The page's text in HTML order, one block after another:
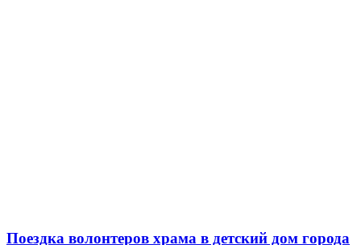
Поездка волонтеров храма в детский дом города